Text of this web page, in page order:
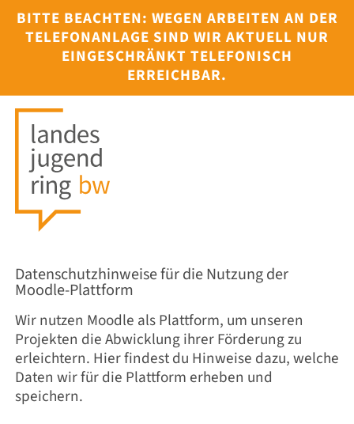
BITTE BEACHTEN: WEGEN ARBEITEN AN DER
TELEFONANLAGE SIND WIR AKTUELL NUR
EINGESCHRÄNKT TELEFONISCH
ERREICHBAR.
Datenschutzhinweise für die Nutzung der
Moodle-Plattform
Wir nutzen Moodle als Plattform, um unseren
Projekten die Abwicklung ihrer Förderung zu
erleichtern. Hier findest du Hinweise dazu, welche
Daten wir für die Plattform erheben und
speichern.